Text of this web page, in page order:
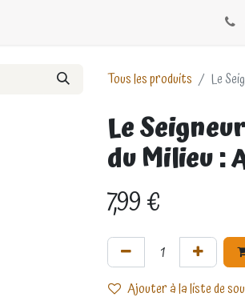
Tous les produits Le
Le
du Milieu :
7,99€
Ajouter à la liste de